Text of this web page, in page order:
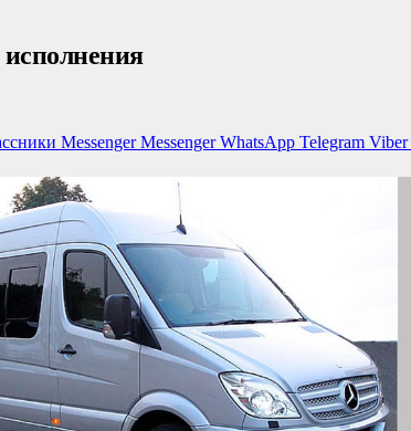
исполнения
Messenger Messenger WhatsApp Telegram Viber